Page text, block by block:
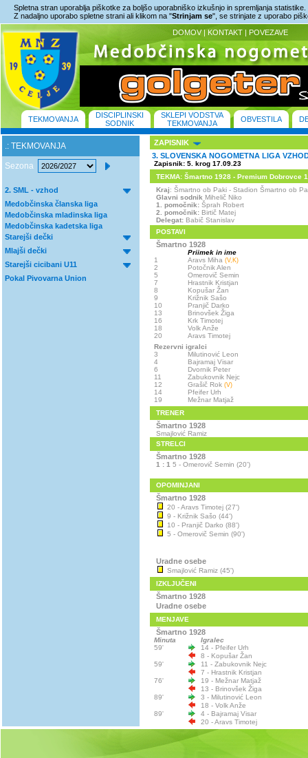
Spletna stran uporablja piškotke za boljšo uporabniško izkušnjo in spremljanja statistike.
Z nadaljno uporabo spletne strani ali klikom na "Strinjam se", se strinjate z uporabo
DOMOV | KONTAKT | POVEZAVE
TEKMOVANJA
DISCIPLINSKI
SODNIK
SKLEPI VODSTVA
TEKMOVANJA
OBVESTILA
.: TEKMOVANJA
Sezona
2. SML - vzhod
Medobčinska članska liga
Medobčinska mladinska liga
Medobčinska kadetska liga
Starejši dečki
Mlajši dečki
Starejši cicibani U11
Pokal Pivovarna Union
ZAPISNIK
3. SLOVENSKA NOGOMETNA LIGA
Zapisnik: 5. krog 17.09.23
TEKMA: Šmartno 1928 - Premium Dobrovce
Kraj: Šmartno ob Paki - Stadion Šmartno ob
Glavni sodnik Mihelič Niko
1. pomočnik: Šprah Robert
2. pomočnik: Birtič Matej
Delegat: Babič Stanislav
POSTAVI
Šmartno 1928
Priimek in ime
1
Aravs Miha (V,K)
2
Potočnik Alen
5
Omerovič Semin
7
Hrastnik Kristjan
8
Kopušar Žan
9
Križnik Sašo
10
Pranjič Darko
13
Brinovšek Žiga
16
Krk Timotej
18
Volk Anže
20
Aravs Timotej
Rezervni igralci
3
Milutinović Leon
4
Bajramaj Visar
6
Dvornik Peter
11
Zabukovnik Nejc
12
Grašič Rok (V)
14
Pfeifer Urh
19
Mežnar Matjaž
TRENER
Šmartno 1928
Smajlović Ramiz
STRELCI
Šmartno 1928
1 : 1 5 - Omerovič Semin (20')
OPOMINJANI
Šmartno 1928
20 - Aravs Timotej (27')
9 - Križnik Sašo (44')
10 - Pranjič Darko (88')
5 - Omerovič Semin (90')
Uradne osebe
Smajlović Ramiz (45')
IZKLJUČENI
Šmartno 1928
Uradne osebe
MENJAVE
Šmartno 1928
Minuta
Igralec
59'
14 - Pfeifer Urh
8 - Kopušar Žan
59'
11 - Zabukovnik Nejc
7 - Hrastnik Kristjan
76'
19 - Mežnar Matjaž
13 - Brinovšek Žiga
89'
3 - Milutinović Leon
18 - Volk Anže
89'
4 - Bajramaj Visar
20 - Aravs Timotej